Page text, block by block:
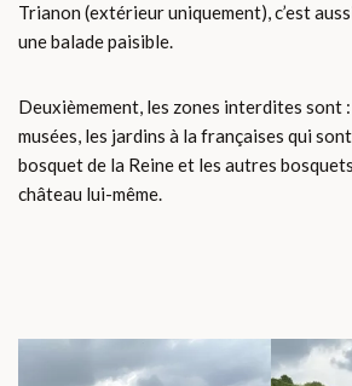
Trianon (extérieur uniquement), c’est
une balade paisible.
Deuxièmement, les zones interdites sont
musées, les jardins à la françaises qui
bosquet de la Reine et les autres
château lui-même.